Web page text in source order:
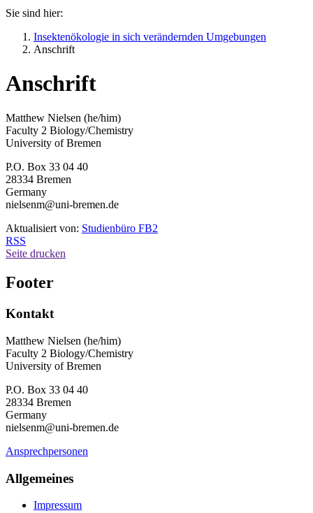
Sie sind hier:
Insektenökologie in sich verändernden Umgebungen
Anschrift
Anschrift
Matthew Nielsen (he/him)
Faculty 2 Biology/Chemistry
University of Bremen
P.O. Box 33 04 40
28334 Bremen
Germany
nielsenm@uni-bremen.de
Aktualisiert von: Studienbüro FB2
RSS
Seite drucken
Footer
Kontakt
Matthew Nielsen (he/him)
Faculty 2 Biology/Chemistry
University of Bremen
P.O. Box 33 04 40
28334 Bremen
Germany
nielsenm@uni-bremen.de
Ansprechpersonen
Allgemeines
Impressum